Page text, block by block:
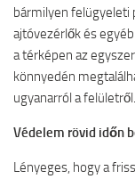
bármilyen felügyeleti
ajtóvezérlők és
a térképen az
könnyedén
ugyanarról a felületről.
Védelem rövid időn
Lényeges, hogy a